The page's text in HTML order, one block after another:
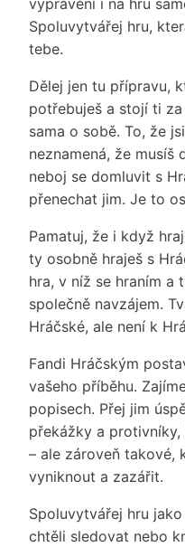
vyprávění i na hru
Spoluvytvářej hru,
tebe.
Dělej jen tu přípravu,
potřebuješ a stojí ti
sama o sobě. To, že
neznamená, že musíš
neboj se domluvit s
přenechat jim. Je to
Pamatuj, že i když
ty osobně hraješ s
hra, v níž se hraním a
společně navzájem.
Hráčské, ale není k
Fandi Hráčským
vašeho příběhu.
popisech. Přej jim
překážky a
– ale zároveň takové,
vyniknout a zazářit.
Spoluvytvářej hru
chtěli sledovat nebo